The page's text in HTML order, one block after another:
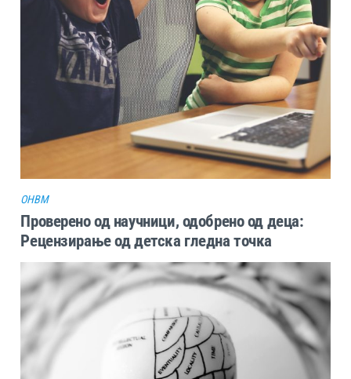
ОHBM
Проверено од научници, одобрено од деца:
Рецензирање од детска гледна точка